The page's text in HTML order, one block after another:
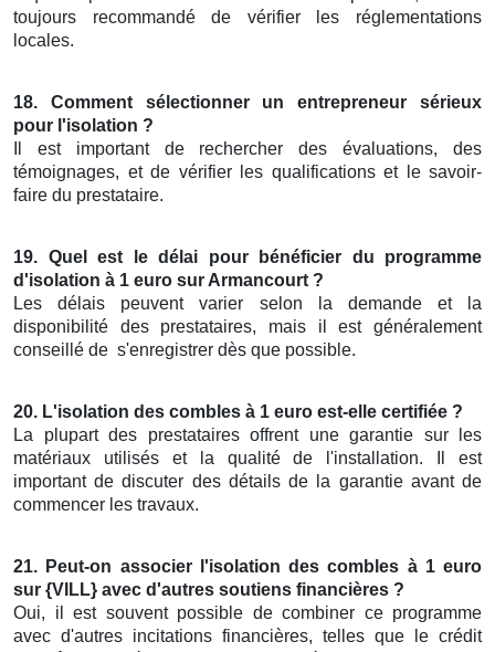
toujours recommandé de vérifier les réglementations
locales.
18. Comment sélectionner un entrepreneur sérieux
pour l'isolation ?
Il est important de rechercher des évaluations, des
témoignages, et de vérifier les qualifications et le savoir-
faire du prestataire.
19. Quel est le délai pour bénéficier du programme
d'isolation à 1 euro sur Armancourt ?
Les délais peuvent varier selon la demande et la
disponibilité des prestataires, mais il est généralement
conseillé de s'enregistrer dès que possible.
20. L'isolation des combles à 1 euro est-elle certifiée ?
La plupart des prestataires offrent une garantie sur les
matériaux utilisés et la qualité de l'installation. Il est
important de discuter des détails de la garantie avant de
commencer les travaux.
21. Peut-on associer l'isolation des combles à 1 euro
sur {VILL} avec d'autres soutiens financières ?
Oui, il est souvent possible de combiner ce programme
avec d'autres incitations financières, telles que le crédit